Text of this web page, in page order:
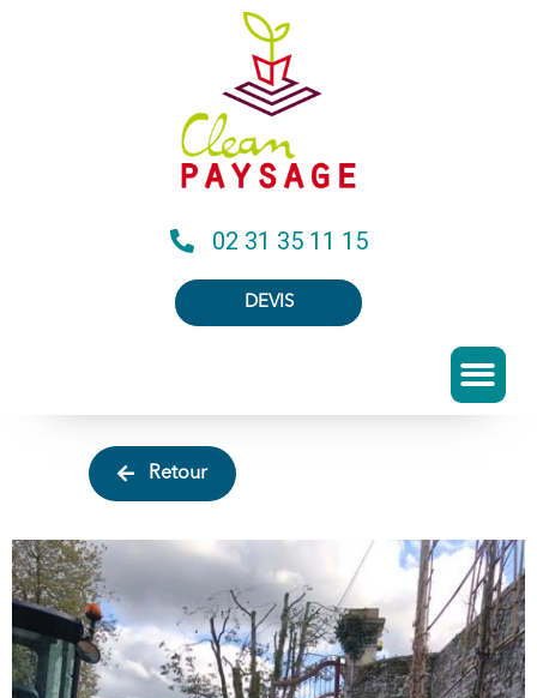
02 31 35 11 15
DEVIS
Retour